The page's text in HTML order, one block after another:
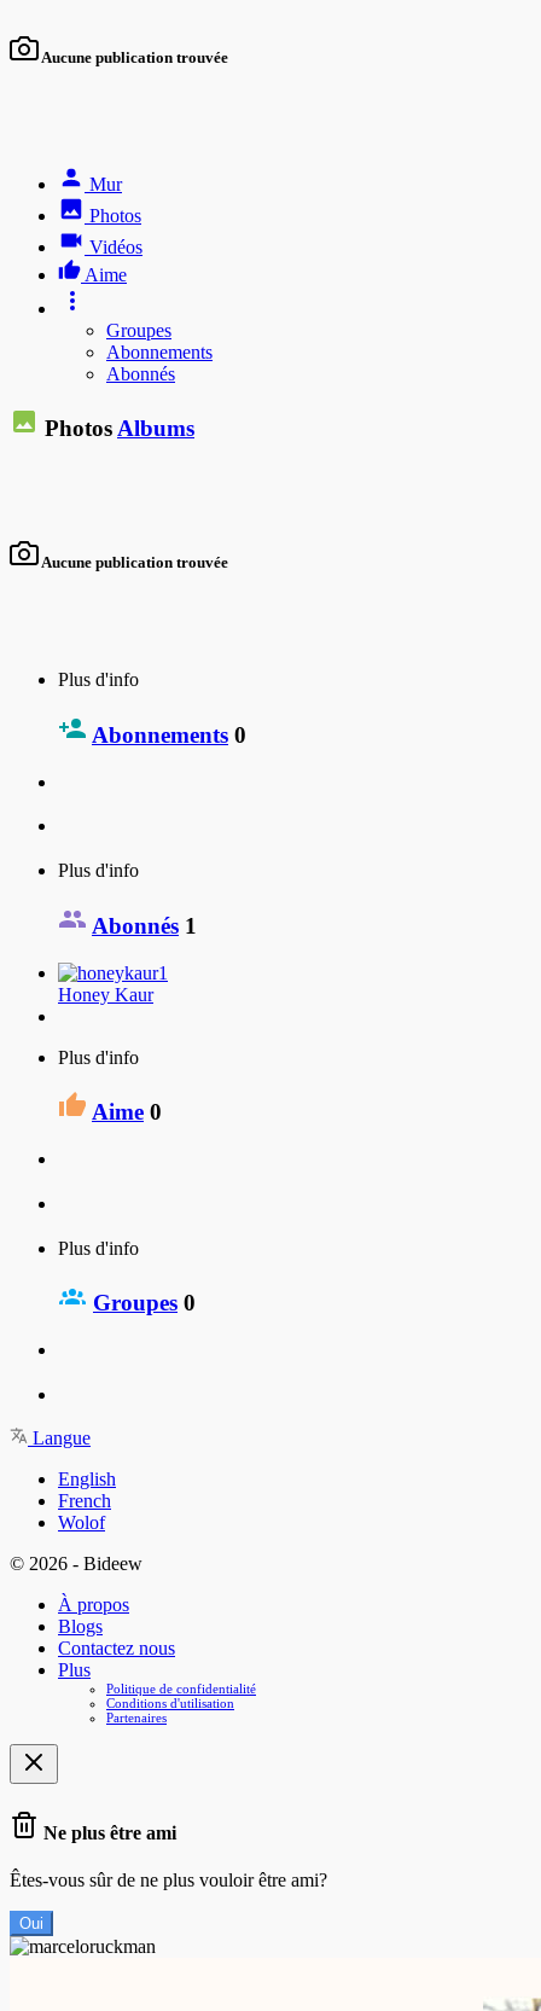
Aucune publication trouvée
Mur
Photos
Vidéos
Aime
Groupes
Abonnements
Abonnés
PhotosAlbums
Aucune publication trouvée
Plus d'info
Abonnements 0
Plus d'info
Abonnés 1
Honey Kaur
Plus d'info
Aime 0
Plus d'info
Groupes 0
Langue
English
French
Wolof
© 2026 - Bideew
À propos
Blogs
Contactez nous
Plus
Politique de confidentialité
Conditions d'utilisation
Partenaires
Ne plus être ami
Êtes-vous sûr de ne plus vouloir être ami?
Oui